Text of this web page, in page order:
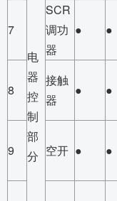
电
器
控
制
部
分
7
SCR
调功
器
● ●
8
接触
器
● ●
9 空开 ● ●